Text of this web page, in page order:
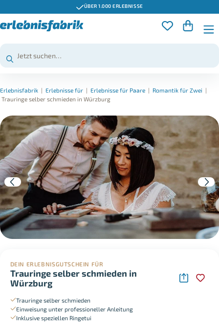
ÜBER 1.000 ERLEBNISSE
Erlebnisfabrik | Erlebnisse für | Erlebnisse für Paare | Romantik für Zwei |
Trauringe selber schmieden in Würzburg
DEIN ERLEBNISGUTSCHEIN FÜR
Trauringe selber schmieden in
Würzburg
Trauringe selber schmieden
Einweisung unter professioneller Anleitung
Inklusive speziellen Ringetui